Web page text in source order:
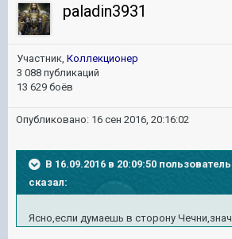
paladin3931
Участник, Коллекционер
3 088 публикаций
13 629 боёв
Опубликовано: 16 сен 2016, 20:16:02
В 16.09.2016 в 20:09:50
сказал:
Ясно,если думаешь в сторону